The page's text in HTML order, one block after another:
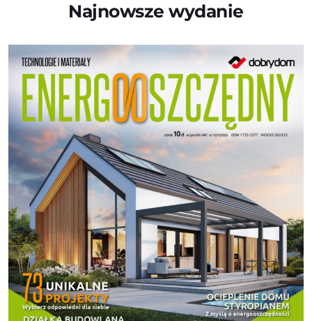
Najnowsze wydanie